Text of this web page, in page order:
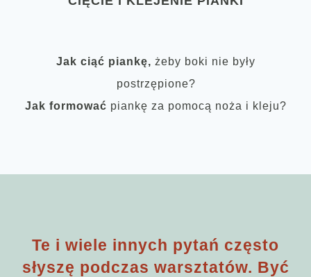
Jak ciąć piankę, żeby boki nie były
postrzępione?
Jak formować piankę za pomocą noża i kleju?
Te i wiele innych pytań często
słyszę podczas warsztatów. Być